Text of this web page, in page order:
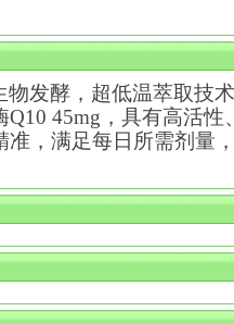
物发酵，超低温萃取技
Q10 45mg ，具有高活
，满足每日所需剂量